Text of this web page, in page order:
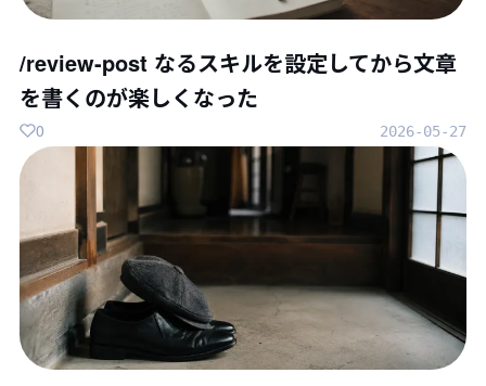
/review-post なるスキルを設定してから文章
を書くのが楽しくなった
2026-05-27
0